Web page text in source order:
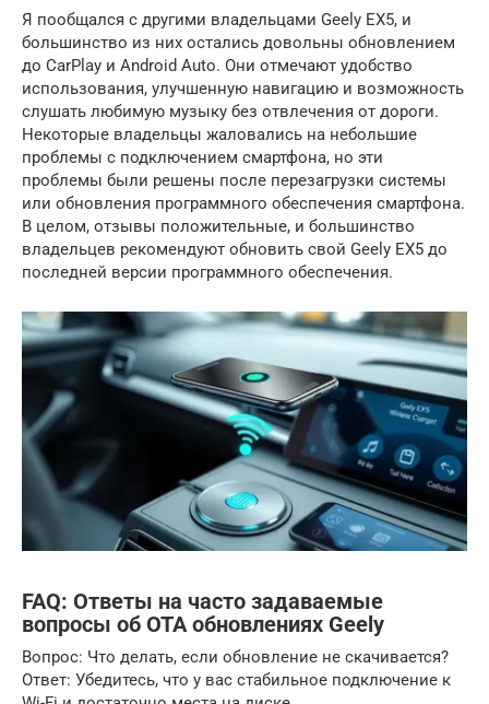
Я пообщался с другими владельцами Geely EX5, и
большинство из них остались довольны обновлением
до CarPlay и Android Auto. Они отмечают удобство
использования, улучшенную навигацию и возможность
слушать любимую музыку без отвлечения от дороги.
Некоторые владельцы жаловались на небольшие
проблемы с подключением смартфона, но эти
проблемы были решены после перезагрузки системы
или обновления программного обеспечения смартфона.
В целом, отзывы положительные, и большинство
владельцев рекомендуют обновить свой Geely EX5 до
последней версии программного обеспечения.
FAQ: Ответы на часто задаваемые
вопросы об OTA обновлениях Geely
Вопрос: Что делать, если обновление не скачивается?
Ответ: Убедитесь, что у вас стабильное подключение к